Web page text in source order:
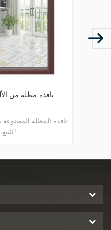
نافذة مظلة من
نافذة المظلة المصنوعة
للبيع الساخن!